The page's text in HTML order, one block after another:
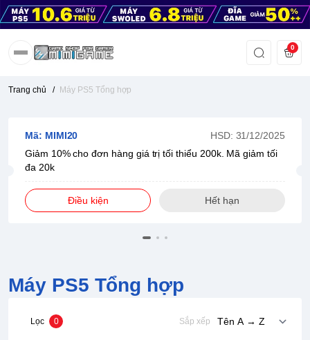
0
Trang chủ / Máy PS5 Tổng hợp
Mã: MIMI20
HSD: 31/12/2025
Giảm 10% cho đơn hàng giá trị tối thiểu 200k. Mã giảm tối
đa 20k
Điều kiện Hết hạn
Máy PS5 Tổng hợp
Lọc 0 Sắp xếp